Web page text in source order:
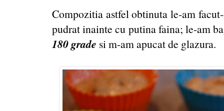
Compozitia astfel obtinuta le-am
pudrat inainte cu putina faina; le-am
180 grade si m-am apucat de glazura.